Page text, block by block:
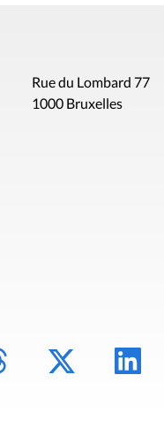
Rue du Lombard 77
1000 Bruxelles